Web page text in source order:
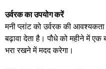
उर्वरक का उपयोग करें
मनी प्लांट को उर्वरक की
बढ़ावा देता है। पौधे को महीने में एक
भरा रखने में मदद करेगा।